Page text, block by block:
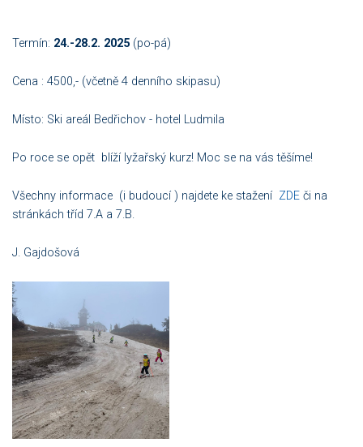
Termín: 24.-28.2. 2025 (po-pá)
Cena : 4500,- (včetně 4 denního skipasu)
Místo: Ski areál Bedřichov - hotel Ludmila
Po roce se opět blíží lyžařský kurz! Moc se na vás těšíme!
Všechny informace (i budoucí ) najdete ke stažení ZDE či na
stránkách tříd 7.A a 7.B.
J. Gajdošová